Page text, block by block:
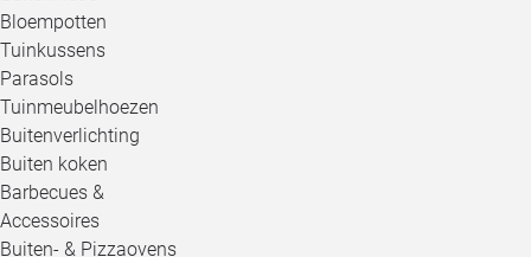
Bloempotten
Tuinkussens
Parasols
Tuinmeubelhoezen
Buitenverlichting
Buiten koken
Barbecues &
Accessoires
Buiten- & Pizzaovens